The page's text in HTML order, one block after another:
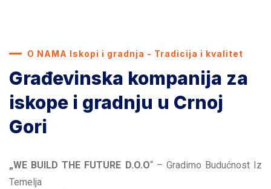
O NAMA Iskopi i gradnja - Tradicija i kvalitet
Građevinska kompanija za
iskope i gradnju u Crnoj
Gori
„WE BUILD THE FUTURE D.O.O“ – Gradimo Budućnost Iz
Temelja